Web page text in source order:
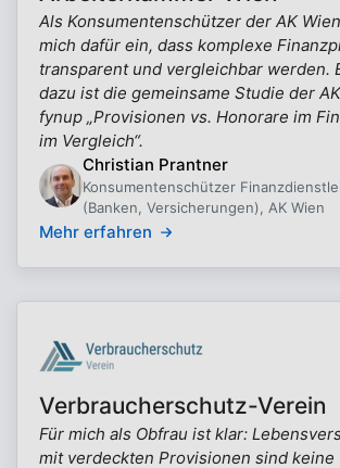
Als Konsumentenschützer der AK
mich dafür ein, dass komplexe
transparent und vergleichbar werden.
dazu ist die gemeinsame Studie der
fynup „Provisionen vs. Honorare im
im Vergleich“.
Christian Prantner
Konsumentenschützer
(Banken, Versicherungen), AK Wien
Mehr erfahren
Verbraucherschutz-Verein
Für mich als Obfrau ist klar:
mit verdeckten Provisionen sind keine